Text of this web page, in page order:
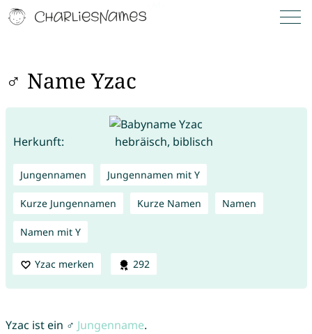
♂ Name Yzac
Herkunft: hebräisch, biblisch
Jungennamen Jungennamen mit Y
Kurze Jungennamen Kurze Namen Namen
Namen mit Y
Yzac merken 292
Yzac ist ein ♂ Jungenname.